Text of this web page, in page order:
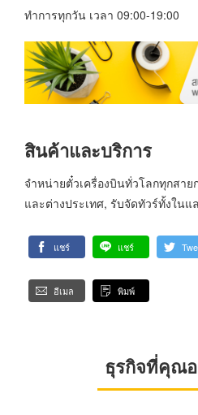
ทำการทุกวัน เวลา 09:00-19:00
สินค้าและบริการ
จำหน่ายตั๋วเครื่องบินทั่วโลกทุกสา
และต่างประเทศ, รับจัดทัวร์ทั้งในแ
แชร์ แชร์
อีเมล พิมพ์
ธุรกิจที่คุณ